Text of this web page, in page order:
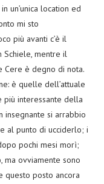
un’unica location ed
mi sto
più avanti c’è il
Schiele, mentre il
Cere è degno di nota.
è quelle dell’attuale
più interessante della
insegnante si arrabbio
al punto di ucciderlo; i
pochi mesi morì;
ma ovviamente sono
posto ancora